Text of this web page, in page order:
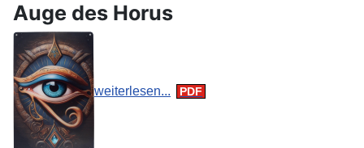
Auge des Horus
weiterlesen...